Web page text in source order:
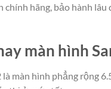
hãng, bảo hành
màn hình
màn hình phẳng rộng